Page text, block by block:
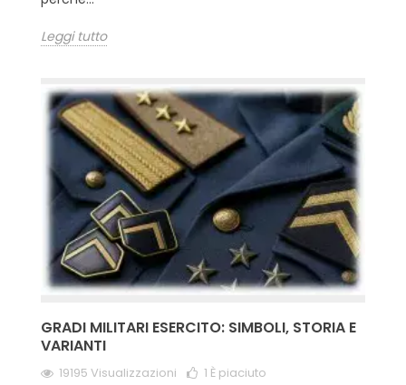
Leggi tutto
GRADI MILITARI ESERCITO: SIMBOLI, STORIA E
VARIANTI
19195 Visualizzazioni 1 È piaciuto